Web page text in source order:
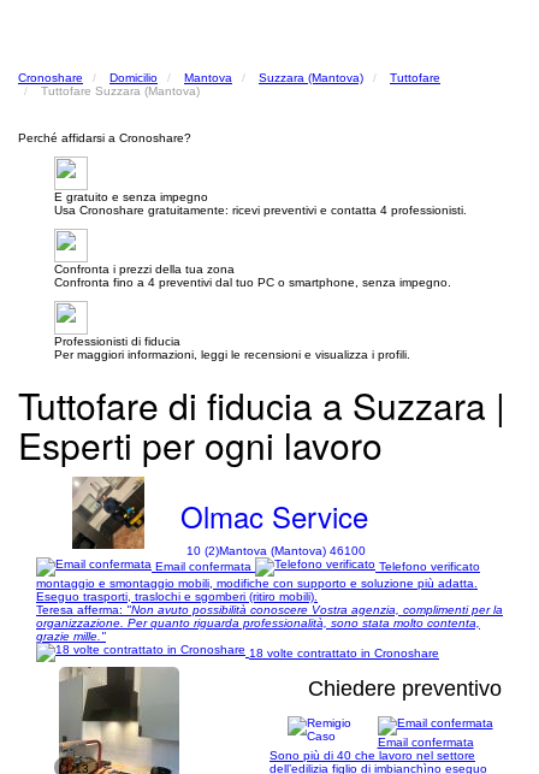
Cronoshare Domicilio Mantova Suzzara (Mantova)
Tuttofare
Tuttofare Suzzara (Mantova)
Perché affidarsi a Cronoshare?
E gratuito e senza impegno
Usa Cronoshare gratuitamente: ricevi preventivi e contatta 4 professionisti.
Confronta i prezzi della tua zona
Confronta fino a 4 preventivi dal tuo PC o smartphone, senza impegno.
Professionisti di fiducia
Per maggiori informazioni, leggi le recensioni e visualizza i profili.
Tuttofare di fiducia a Suzzara |
Esperti per ogni lavoro
Olmac Service
10 (2)Mantova (Mantova) 46100
Email confermata
Telefono verificato
montaggio e smontaggio mobili, modifiche con supporto e soluzione più adatta.
Eseguo trasporti, traslochi e sgomberi (ritiro mobili).
Teresa afferma: "Non avuto possibilità conoscere Vostra agenzia, complimenti per la
organizzazione. Per quanto riguarda professionalità, sono stata molto contenta,
grazie mille."
18 volte contrattato in Cronoshare
1/13
Chiedere preventivo
Email confermata
Sono più di 40 che lavoro nel settore
dell’edilizia figlio di imbianchìno eseguo